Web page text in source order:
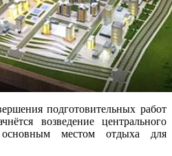
подготовительных работ
возведение центрального
местом отдыха для